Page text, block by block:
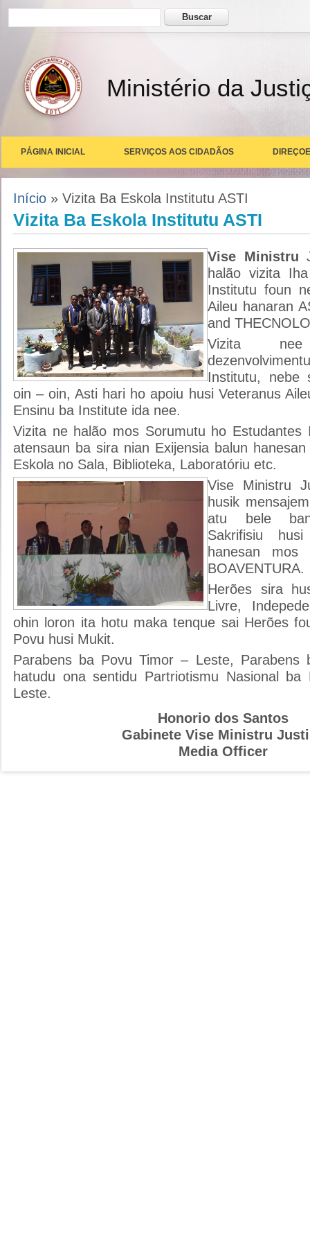
Formulário de busca Buscar
Ministério da
PÁGINA INICIAL SERVIÇOS AOS CIDADÃOS
Você está aqui
Início » Vizita Ba Eskola Institutu ASTI
Vizita Ba Eskola Institutu ASTI
Vise Ministru
halão vizita
Institutu foun
Aileu hanaran
and
Vizita
Institutu, nebe
oin – oin, Asti hari ho apoiu husi Veteranus
Ensinu ba Institute ida nee.
Vizita ne halão mos Sorumutu ho Estudantes
atensaun ba sira nian Exijensia balun
Eskola no Sala, Biblioteka, Laboratóriu etc.
Vise Ministru
husik
atu bele
Sakrifisiu
hanesan mos
BOAVENTURA.
Herões sira
Livre,
ohin loron ita hotu maka tenque sai Herões
Povu husi Mukit.
Parabens ba Povu Timor – Leste, Parabens
hatudu ona sentidu Partriotismu Nasional
Leste.
Honorio dos Santos
Gabinete Vise Ministru
Media Officer